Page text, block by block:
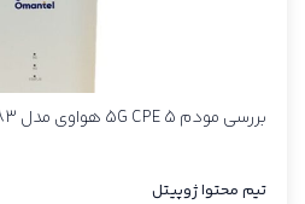
بررسی مودم 5G CPE 5 هواوی مدل Huawei H155-383
تیم محتوا ژوپیتل